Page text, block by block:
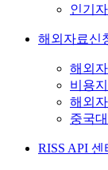
인기
해외자료신
해외
비용
해외
중국
RISS API 센